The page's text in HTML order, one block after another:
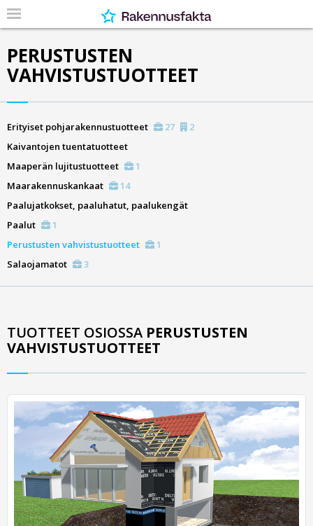
PERUSTUSTEN
VAHVISTUSTUOTTEET
Erityiset pohjarakennustuotteet 27
2
Kaivantojen tuentatuotteet
Maaperän lujitustuotteet
1
Maarakennuskankaat
14
Paalujatkokset, paaluhatut, paalukengät
Paalut
1
Perustusten vahvistustuotteet
1
Salaojamatot
3
TUOTTEET OSIOSSA PERUSTUSTEN
VAHVISTUSTUOTTEET